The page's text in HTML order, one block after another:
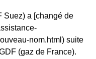
Suez) a [changé de
nom.html) suite
(gaz de France).